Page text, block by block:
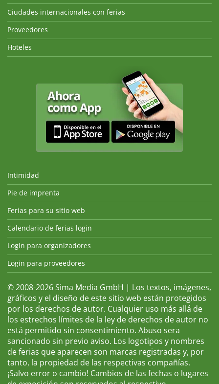
Ciudades internacionales con ferias
Proveedores
Hoteles
Intimidad
Pie de imprenta
Ferias para su sitio web
Calendario de ferias login
Login para organizadores
Login para proveedores
© 2008-2026 Sima Media GmbH | Los textos, imágenes,
gráficos y el diseño de este sitio web están protegidos
por los derechos de autor. Cualquier uso más allá de
los estrechos límites de la ley de derechos de autor no
está permitido sin consentimiento. Abuso sera
sancionado sin previo aviso. Los logotipos y nombres
de ferias que aparecen son marcas registradas y, por
tanto, la propiedad de las respectivas compañías.
¡Salvo error o cambio! Cambios de las fechas o lugares